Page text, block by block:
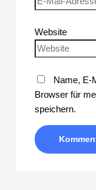
Website
Name, E-
Browser für
speichern.